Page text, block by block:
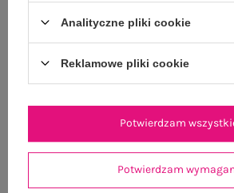
OSTATNIO
Analityczne pliki cookie
Reklamowe pliki cookie
Potwierdzam
Potwierdzam